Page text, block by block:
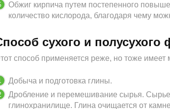
Обжиг кирпича путем постепенного
количество кислорода, благодаря чему
сухого и
способ применяется реже, но тоже
Добыча и подготовка глины.
Дробление и перемешивание сырья. Сырье
глинохранилище. Глина очищается от